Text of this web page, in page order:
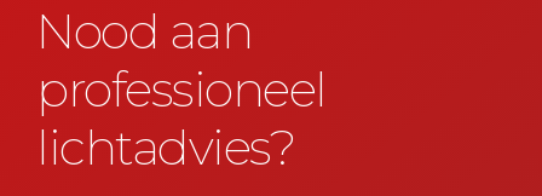
Nood aan
professioneel
lichtadvies?